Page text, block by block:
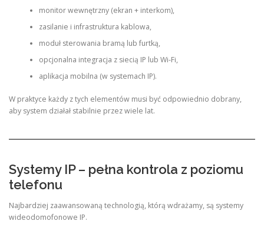
monitor wewnętrzny (ekran + interkom),
zasilanie i infrastruktura kablowa,
moduł sterowania bramą lub furtką,
opcjonalna integracja z siecią IP lub Wi-Fi,
aplikacja mobilna (w systemach IP).
W praktyce każdy z tych elementów musi być odpowiednio dobrany,
aby system działał stabilnie przez wiele lat.
Systemy IP – pełna kontrola z poziomu
telefonu
Najbardziej zaawansowaną technologią, którą wdrażamy, są systemy
wideodomofonowe IP.